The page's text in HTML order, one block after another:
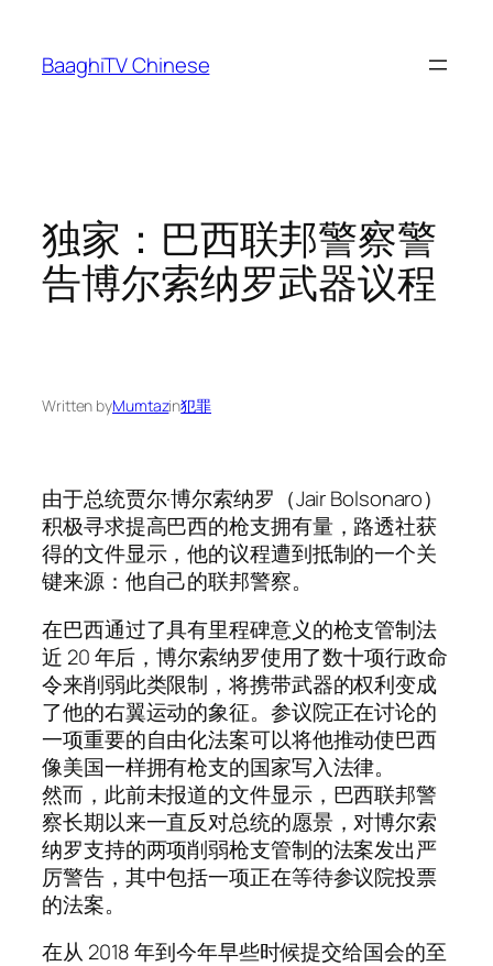
content
BaaghiTV Chinese
独家：巴西联邦警察警
告博尔索纳罗武器议程
Written byMumtazin犯罪
由于总统贾尔·博尔索纳罗（Jair Bolsonaro）
积极寻求提高巴西的枪支拥有量，路透社获
得的文件显示，他的议程遭到抵制的一个关
键来源：他自己的联邦警察。
在巴西通过了具有里程碑意义的枪支管制法
近 20 年后，博尔索纳罗使用了数十项行政命
令来削弱此类限制，将携带武器的权利变成
了他的右翼运动的象征。参议院正在讨论的
一项重要的自由化法案可以将他推动使巴西
像美国一样拥有枪支的国家写入法律。
然而，此前未报道的文件显示，巴西联邦警
察长期以来一直反对总统的愿景，对博尔索
纳罗支持的两项削弱枪支管制的法案发出严
厉警告，其中包括一项正在等待参议院投票
的法案。
在从 2018 年到今年早些时候提交给国会的至